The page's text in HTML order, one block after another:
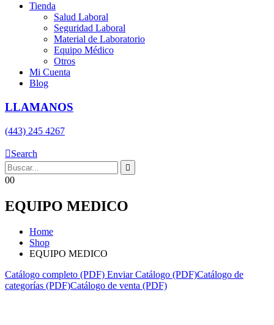
Tienda
Salud Laboral
Seguridad Laboral
Material de Laboratorio
Equipo Médico
Otros
Mi Cuenta
Blog
LLAMANOS
(443) 245 4267
Search
00
EQUIPO MEDICO
Home
Shop
EQUIPO MEDICO
Catálogo completo (PDF) Enviar Catálogo (PDF)Catálogo de
categorías (PDF)Catálogo de venta (PDF)